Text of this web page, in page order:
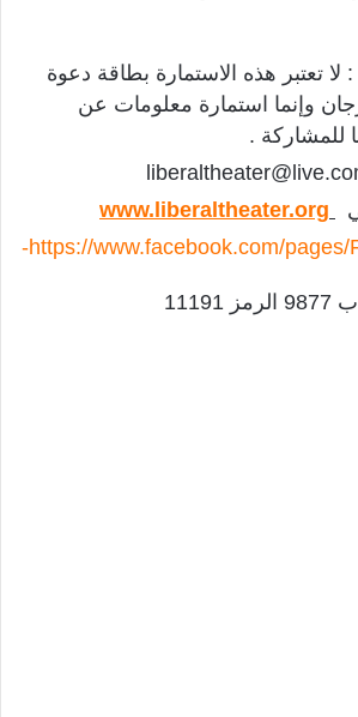
تعتبر هذه الاستمارة بطاقة دعوة
وإنما استمارة معلومات عن
للمشاركة .
www.liberaltheater.org
https://www.facebook.com/pages/